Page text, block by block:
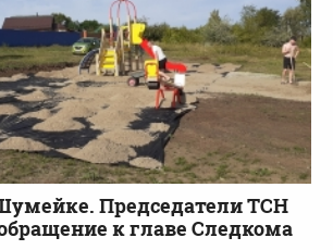
Председатели ТСН
к главе Следкома